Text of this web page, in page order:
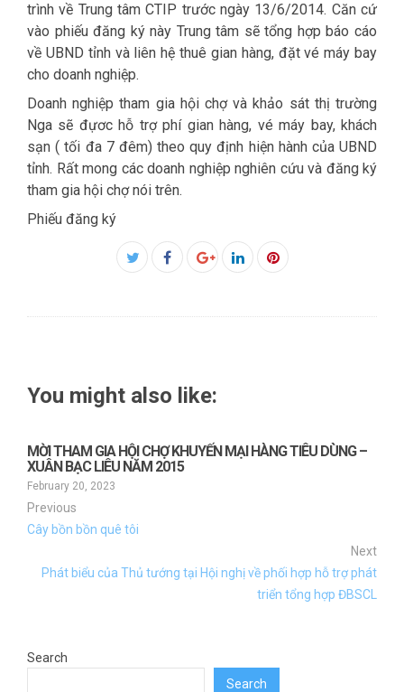
trình về Trung tâm CTIP trước ngày 13/6/2014. Căn cứ
vào phiếu đăng ký này Trung tâm sẽ tổng hợp báo cáo
về UBND tỉnh và liên hệ thuê gian hàng, đặt vé máy bay
cho doanh nghiệp.
Doanh nghiệp tham gia hội chợ và khảo sát thị trường
Nga sẽ đựơc hỗ trợ phí gian hàng, vé máy bay, khách
sạn ( tối đa 7 đêm) theo quy định hiện hành của UBND
tỉnh. Rất mong các doanh nghiệp nghiên cứu và đăng ký
tham gia hội chợ nói trên.
Phiếu đăng ký
Facebook
You might also like:
MỜI THAM GIA HỘI CHỢ KHUYẾN MẠI HÀNG TIÊU DÙNG –
XUÂN BẠC LIÊU NĂM 2015
February 20, 2023
Previous
Cây bồn bồn quê tôi
Next
Phát biểu của Thủ tướng tại Hội nghị về phối hợp hỗ trợ phát
triển tổng hợp ĐBSCL
Search
Search